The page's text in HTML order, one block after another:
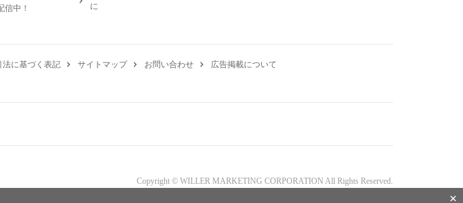
信中！
に
法に基づく表記 サイトマップ お問い合わせ
広告掲載について
Copyright © WILLER MARKETING CORPORATION All Rights Reserved.
×